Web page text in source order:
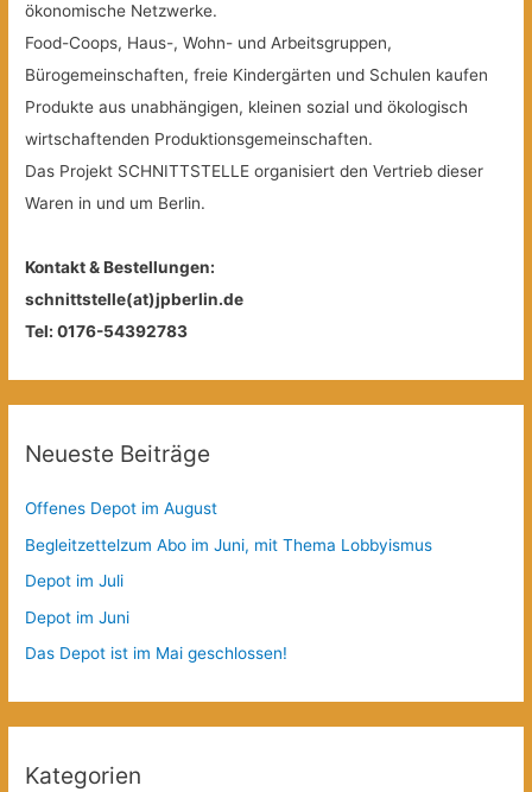
ökonomische Netzwerke.
Food-Coops, Haus-, Wohn- und Arbeitsgruppen,
Bürogemeinschaften, freie Kindergärten und Schulen kaufen
Produkte aus unabhängigen, kleinen sozial und ökologisch
wirtschaftenden Produktionsgemeinschaften.
Das Projekt SCHNITTSTELLE organisiert den Vertrieb dieser
Waren in und um Berlin.
Kontakt & Bestellungen:
schnittstelle(at)jpberlin.de
Tel: 0176-54392783
Neueste Beiträge
Offenes Depot im August
Begleitzettelzum Abo im Juni, mit Thema Lobbyismus
Depot im Juli
Depot im Juni
Das Depot ist im Mai geschlossen!
Kategorien